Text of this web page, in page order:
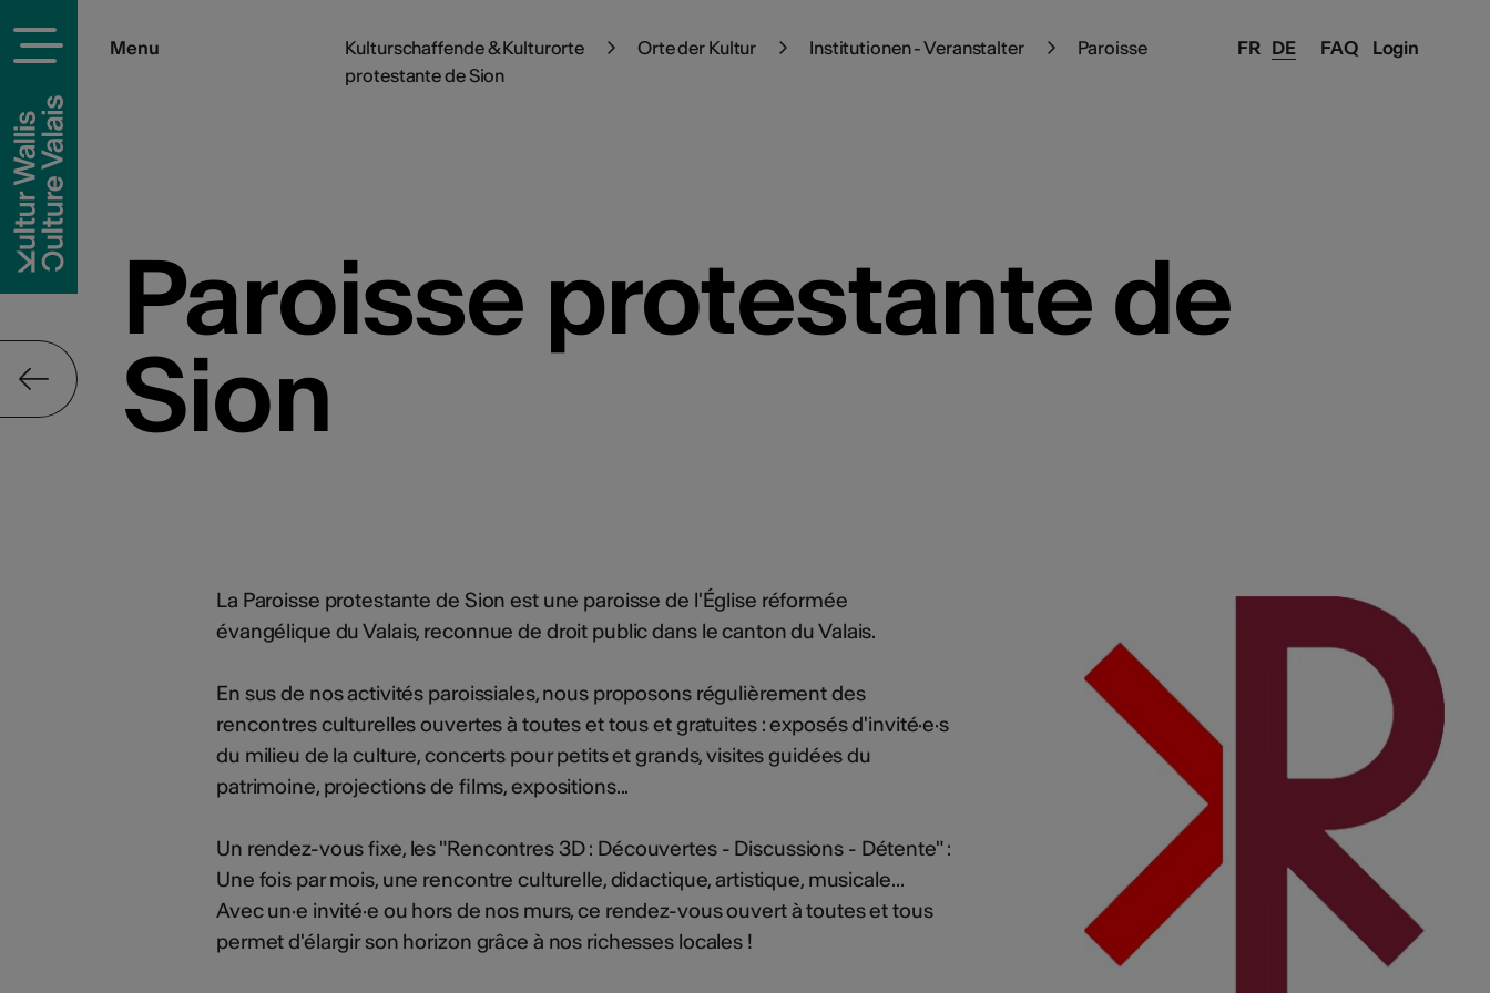
FAQ Login
Menu FR DE
Kulturschaffende & Kulturorte Orte der Kultur Institutionen - Veranstalter
Paroisse
protestante de Sion
Paroisse protestante de
Sion
La Paroisse protestante de Sion est une paroisse de l'Église réformée
évangélique du Valais, reconnue de droit public dans le canton du Valais.
En sus de nos activités paroissiales, nous proposons régulièrement des
rencontres culturelles ouvertes à toutes et tous et gratuites : exposés d'invité·e·s
du milieu de la culture, concerts pour petits et grands, visites guidées du
patrimoine, projections de films, expositions...
Un rendez-vous fixe, les "Rencontres 3D : Découvertes - Discussions - Détente" :
Une fois par mois, une rencontre culturelle, didactique, artistique, musicale...
Avec un·e invité·e ou hors de nos murs, ce rendez-vous ouvert à toutes et tous
permet d'élargir son horizon grâce à nos richesses locales !